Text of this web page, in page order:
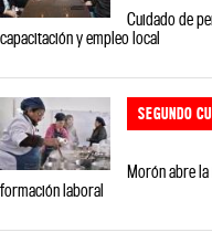
Cuidado de
capacitación y empleo local
SEGUNDO
Morón abre
formación laboral